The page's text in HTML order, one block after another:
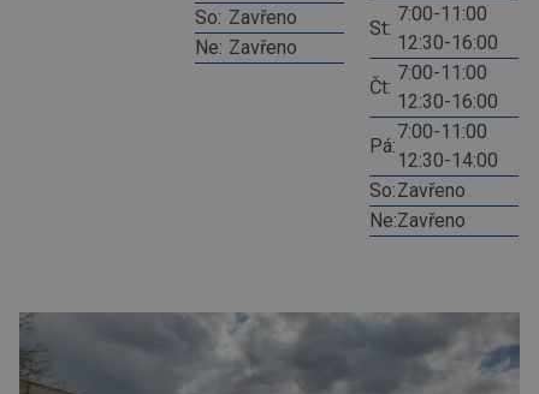
So: Zavřeno
Ne: Zavřeno
St:
7:00-11:00
12:30-16:00
Čt:
7:00-11:00
12:30-16:00
Pá:
7:00-11:00
12:30-14:00
So:Zavřeno
Ne:Zavřeno